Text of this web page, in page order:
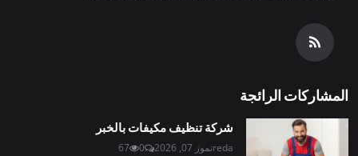
المشاركات الرائجة
شركة تنظيف مكيفات بالخبر
redaتموز 07, 2026 0
67